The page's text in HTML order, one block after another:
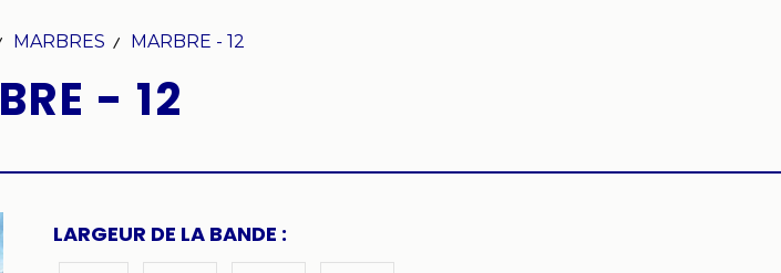
MARBRES MARBRE - 12
- 12
LARGEUR DE LA BANDE :